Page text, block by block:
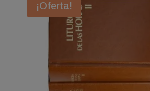
¡Oferta!